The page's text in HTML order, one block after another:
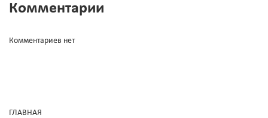
Комментарии
Комментариев нет
ГЛАВНАЯ